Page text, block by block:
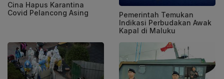
Cina Hapus Karantina
Covid Pelancong Asing
Pemerintah Temukan
Indikasi Perbudakan Awak
Kapal di Maluku